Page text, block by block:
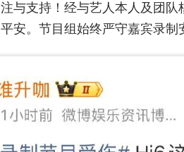
与支持！经与艺人本人及团队
安。节目组始终严守嘉宾录制